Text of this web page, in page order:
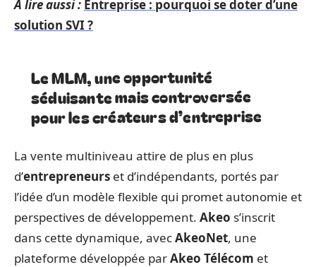
A lire aussi : Entreprise : pourquoi se doter d’une
solution SVI ?
Le MLM, une opportunité
séduisante mais controversée
pour les créateurs d’entreprise
La vente multiniveau attire de plus en plus
d’entrepreneurs et d’indépendants, portés par
l’idée d’un modèle flexible qui promet autonomie et
perspectives de développement. Akeo s’inscrit
dans cette dynamique, avecAkeoNet, une
plateforme développée parAkeo Télécom et